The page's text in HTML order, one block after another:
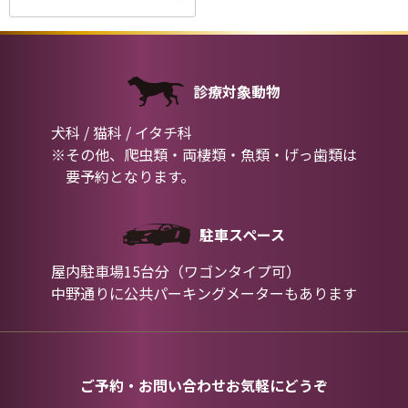
診療対象動物
犬科 / 猫科 / イタチ科
※その他、爬虫類・両棲類・魚類・げっ歯類は
要予約となります。
駐車スペース
屋内駐車場15台分（ワゴンタイプ可）
中野通りに公共パーキングメーターもあります
ご予約・お問い合わせお気軽にどうぞ